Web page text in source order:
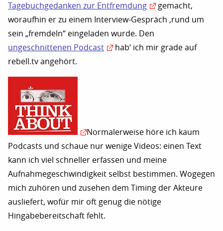
Tagebuchgedanken zur Entfremdung
gemacht,
woraufhin er zu einem Interview-Gespräch ‚rund um
sein „fremdeln“ eingeladen wurde. Den
ungeschnittenen Podcast
hab‘ ich mir grade auf
rebell.tv angehört.
Normalerweise höre ich kaum
Podcasts und schaue nur wenige Videos: einen Text
kann ich viel schneller erfassen und meine
Aufnahmegeschwindigkeit selbst bestimmen. Wogegen
mich zuhören und zusehen dem Timing der Akteure
ausliefert, wofür mir oft genug die nötige
Hingabebereitschaft fehlt.